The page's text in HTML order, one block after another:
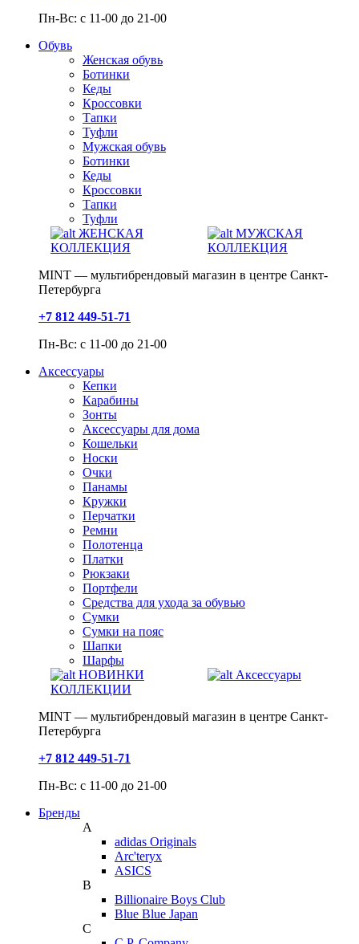
Пн-Вс: с 11-00 до 21-00
Обувь
Женская обувь
Ботинки
Кеды
Кроссовки
Тапки
Туфли
Мужская обувь
Ботинки
Кеды
Кроссовки
Тапки
Туфли
ЖЕНСКАЯ
КОЛЛЕКЦИЯ
МУЖСКАЯ
КОЛЛЕКЦИЯ
MINT — мультибрендовый магазин в центре Санкт-
Петербурга
+7 812 449-51-71
Пн-Вс: с 11-00 до 21-00
Аксессуары
Кепки
Карабины
Зонты
Аксессуары для дома
Кошельки
Носки
Очки
Панамы
Кружки
Перчатки
Ремни
Полотенца
Платки
Рюкзаки
Портфели
Средства для ухода за обувью
Сумки
Сумки на пояс
Шапки
Шарфы
НОВИНКИ
КОЛЛЕКЦИИ
Аксессуары
MINT — мультибрендовый магазин в центре Санкт-
Петербурга
+7 812 449-51-71
Пн-Вс: с 11-00 до 21-00
Бренды
A
adidas Originals
Arc'teryx
ASICS
B
Billionaire Boys Club
Blue Blue Japan
C